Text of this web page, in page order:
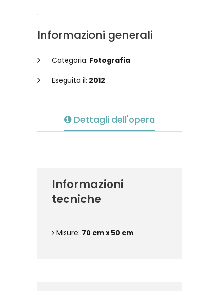
.
Informazioni generali
Categoria: Fotografia
Eseguita il: 2012
Dettagli dell'opera
Informazioni
tecniche
Misure: 70 cm x 50 cm